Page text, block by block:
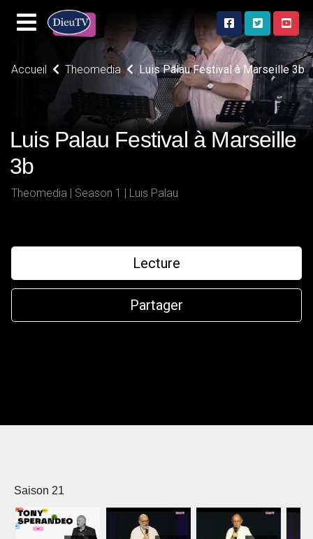
Accueil Theomedia Luis Palau Festival à Marseille 3b
Luis Palau Festival à Marseille
3b
Theomedia | Season 1 | Luis Palau
Lecture
Partager
Saison 21